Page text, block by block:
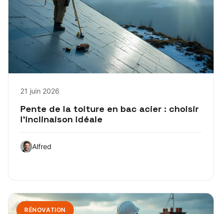
21 juin 2026
Pente de la toiture en bac acier : choisir
l’inclinaison idéale
Alfred
RÉNOVATION